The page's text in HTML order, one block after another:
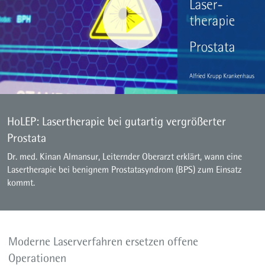
HoLEP: Lasertherapie bei gutartig vergrößerter
Prostata
Dr. med. Kinan Almansur, Leiternder Oberarzt erklärt, wann eine
Lasertherapie bei benignem Prostatasyndrom (BPS) zum Einsatz
kommt.
Moderne Laserverfahren ersetzen offene
Operationen